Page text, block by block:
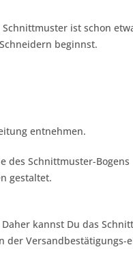
ist schon
beginnst.
entnehmen.
des Schnittmuster-Bogens
gestaltet.
kannst Du das
der Versandbestätigungs-